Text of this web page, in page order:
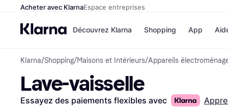
Acheter avec KlarnaEspace entreprises
Découvrez Klarna
Options de
Payer maintenant
Paiement en 3 fois
Shopping
Magasins
Temu
App
Klarna/Shopping/Maisons et Intérieurs/Appareils
Lave-vaisselle
Essayez des paiements flexibles avec